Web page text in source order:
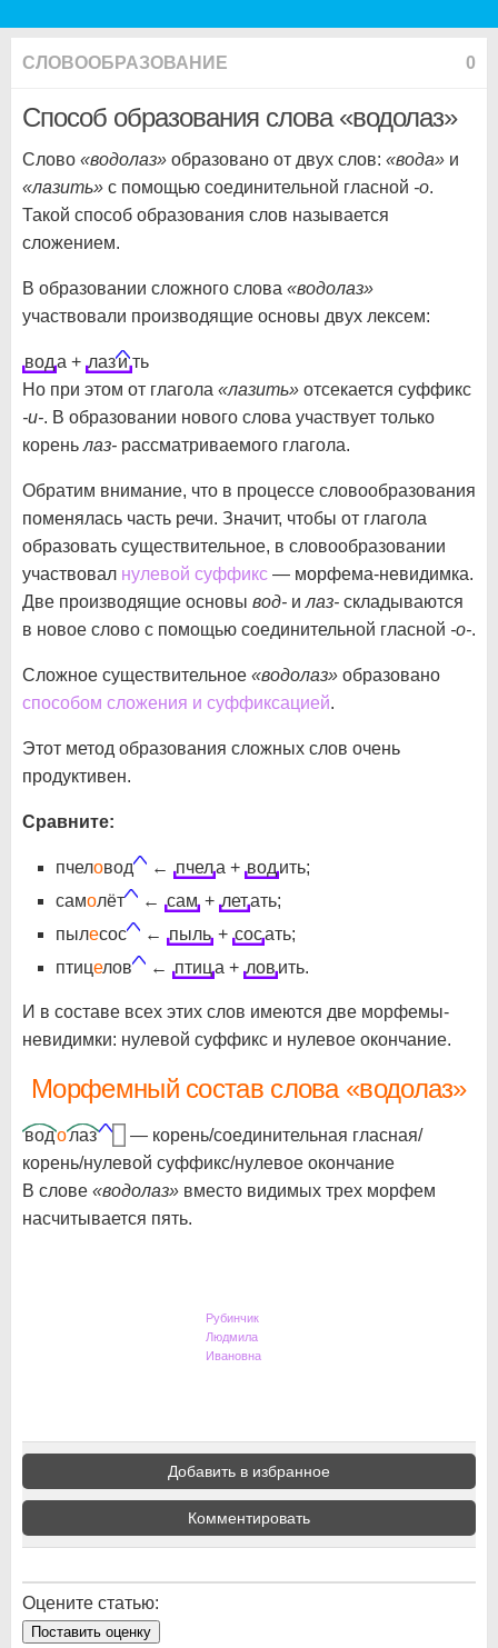
СЛОВООБРАЗОВАНИЕ 0
Способ образования слова «водолаз»
Слово «водолаз» образовано от двух слов: «вода» и
«лазить» с помощью соединительной гласной -о.
Такой способ образования слов называется
сложением.
В образовании сложного слова «водолаз»
участвовали производящие основы двух лексем:
вода + лази ть
Но при этом от глагола «лазить» отсекается суффикс
-и-. В образовании нового слова участвует только
корень лаз- рассматриваемого глагола.
Обратим внимание, что в процессе словообразования
поменялась часть речи. Значит, чтобы от глагола
образовать существительное, в словообразовании
участвовал нулевой суффикс — морфема-невидимка.
Две производящие основы вод- и лаз- складываются
в новое слово с помощью соединительной гласной -о-.
Сложное существительное «водолаз» образовано
способом сложения и суффиксацией.
Этот метод образования сложных слов очень
продуктивен.
Сравните:
пчеловод ← пчела + водить;
самолёт ← сам + летать;
пылесос ← пыль + сосать;
птицелов ← птица + ловить.
И в составе всех этих слов имеются две морфемы-
невидимки: нулевой суффикс и нулевое окончание.
Морфемный состав слова «водолаз»
водолаз — корень/соединительная гласная/
корень/нулевой суффикс/нулевое окончание
В слове «водолаз» вместо видимых трех морфем
насчитывается пять.
Рубинчик
Людмила
Ивановна
Добавить в избранное
Комментировать
Оцените статью:
Поставить оценку